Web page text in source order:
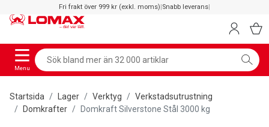
Fri frakt över 999 kr (exkl. moms)|Snabb leverans|
Menu
Startsida Lager Verktyg
Verkstadsutrustning
Domkrafter
Domkraft Silverstone Stål 3000 kg